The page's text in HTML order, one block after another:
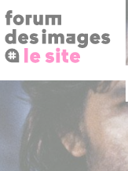
Panneau de gestion
au
contenu
principal